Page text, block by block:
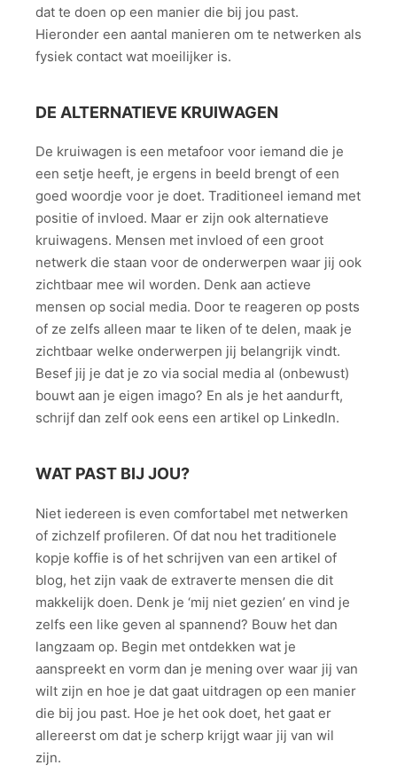
dat te doen op een manier die bij jou past.
Hieronder een aantal manieren om te netwerken als
fysiek contact wat moeilijker is.
DE ALTERNATIEVE KRUIWAGEN
De kruiwagen is een metafoor voor iemand die je
een setje heeft, je ergens in beeld brengt of een
goed woordje voor je doet. Traditioneel iemand met
positie of invloed. Maar er zijn ook alternatieve
kruiwagens. Mensen met invloed of een groot
netwerk die staan voor de onderwerpen waar jij ook
zichtbaar mee wil worden. Denk aan actieve
mensen op social media. Door te reageren op posts
of ze zelfs alleen maar te liken of te delen, maak je
zichtbaar welke onderwerpen jij belangrijk vindt.
Besef jij je dat je zo via social media al (onbewust)
bouwt aan je eigen imago? En als je het aandurft,
schrijf dan zelf ook eens een artikel op LinkedIn.
WAT PAST BIJ JOU?
Niet iedereen is even comfortabel met netwerken
of zichzelf profileren. Of dat nou het traditionele
kopje koffie is of het schrijven van een artikel of
blog, het zijn vaak de extraverte mensen die dit
makkelijk doen. Denk je ‘mij niet gezien’ en vind je
zelfs een like geven al spannend? Bouw het dan
langzaam op. Begin met ontdekken wat je
aanspreekt en vorm dan je mening over waar jij van
wilt zijn en hoe je dat gaat uitdragen op een manier
die bij jou past. Hoe je het ook doet, het gaat er
allereerst om dat je scherp krijgt waar jij van wil
zijn.